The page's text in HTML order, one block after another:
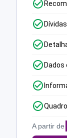
A partir de